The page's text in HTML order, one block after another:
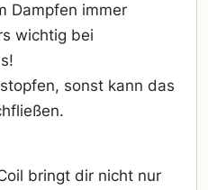
Dampfen immer
wichtig bei
sonst kann das
bringt dir nicht nur